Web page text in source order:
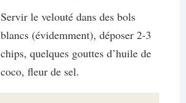
Servir le velouté dans des bols
blancs (évidemment), déposer 2-3
chips, quelques gouttes d’huile de
coco, fleur de sel.